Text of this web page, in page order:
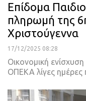
Επίδομα
πληρωμή της
Χριστούγεννα
17/12/2025 08:28
Οικονομική ενίσχυση
ΟΠΕΚΑ λίγες ημέρες